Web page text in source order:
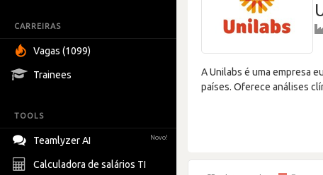
CARREIRAS
Vagas (1099)
Trainees
TOOLS
Teamlyzer AI Novo!
Calculadora de salários TI
A Unilabs é uma empresa
países. Oferece análises